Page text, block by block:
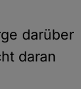
darüber
daran